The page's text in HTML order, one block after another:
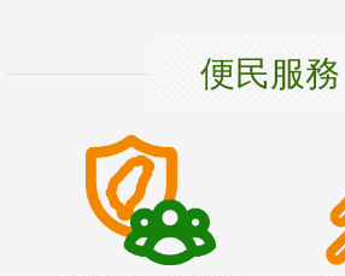
便民服務